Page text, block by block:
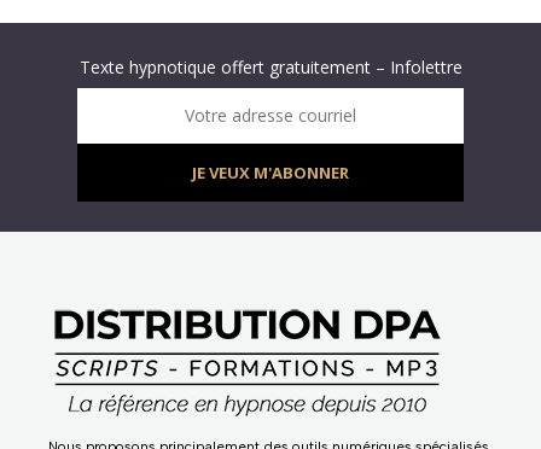
Texte hypnotique offert gratuitement – Infolettre
Infolettre : obtenez un MP3 d’hypnose gratuit !
Votre adresse courriel
JE VEUX M'ABONNER